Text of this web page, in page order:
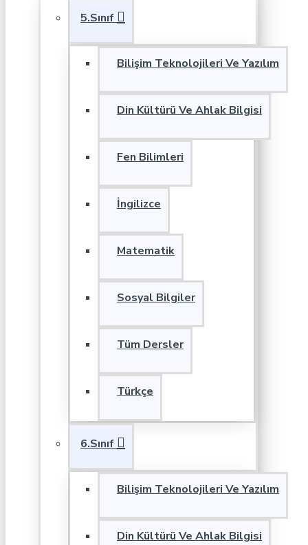
5.Sınıf
Bilişim Teknolojileri Ve Yazılım
Din Kültürü Ve Ahlak Bilgisi
Fen Bilimleri
İngilizce
Matematik
Sosyal Bilgiler
Tüm Dersler
Türkçe
6.Sınıf
Bilişim Teknolojileri Ve Yazılım
Din Kültürü Ve Ahlak Bilgisi